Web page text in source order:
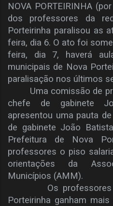
NOVA PORTEIRINHA
dos professores da
Porteirinha paralisou as
feira, dia 6. O ato foi
feira, dia 7, haverá
municipais de Nova
paralisação nos últimos
Uma comissão de
chefe de gabinete
apresentou uma pauta
de gabinete João
Prefeitura de Nova
professores o piso
orientações da
Municípios (AMM).
Os
Porteirinha ganham